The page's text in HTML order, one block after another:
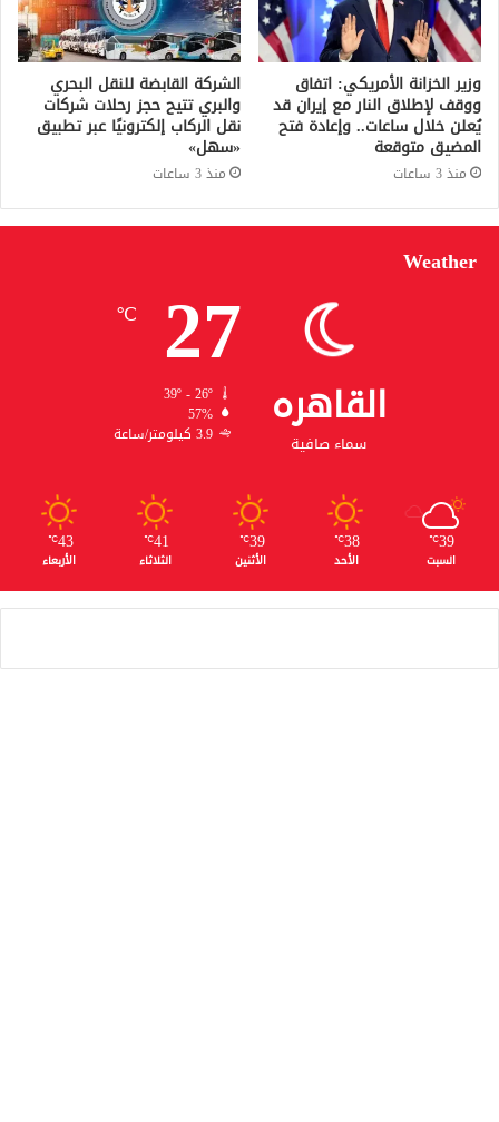
وزير الخزانة الأمريكي: اتفاق
ووقف لإطلاق النار مع إيران قد
يُعلن خلال ساعات.. وإعادة فتح
المضيق متوقعة
منذ 3 ساعات
الشركة القابضة للنقل البحري
والبري تتيح حجز رحلات شركات
نقل الركاب إلكترونيًا عبر تطبيق
«سهل»
منذ 3 ساعات
Weather
القاهره
سماء صافية
27
℃
39º - 26º
57%
3.9 كيلومتر/ساعة
39
℃
السبت
38
℃
الأحد
39
℃
الأثنين
41
℃
الثلاثاء
43
℃
الأربعاء